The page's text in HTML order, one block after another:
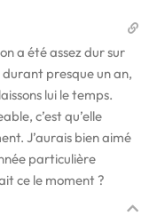
a été assez dur sur
durant presque un an,
lui le temps.
c’est qu’elle
J’aurais bien aimé
particulière
ce le moment ?